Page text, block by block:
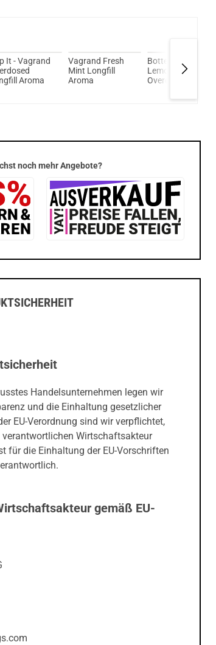
It - Vagrand
Aroma
Vagrand Fresh
Mint Longfill
Aroma
Bottermelk
Lemon - Vagrand
Overdosed
noch mehr Angebote?
Handelsunternehmen legen wir
und die Einhaltung gesetzlicher
EU-Verordnung sind wir verpflichtet,
verantwortlichen Wirtschaftsakteur
für die Einhaltung der EU-Vorschriften
gemäß EU-